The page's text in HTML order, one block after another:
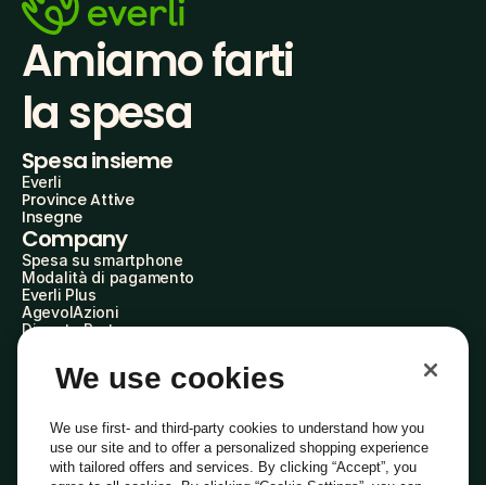
Amiamo farti
la spesa
Spesa insieme
Everli
Province Attive
Insegne
Company
Spesa su smartphone
Modalità di pagamento
Everli Plus
AgevolAzioni
Diventa Partner
Everli Shoppers
About Us
Everli News
Domande frequenti
Lavora con noi
Diventa Shopper
We use cookies
We use first- and third-party cookies to understand how you
use our site and to offer a personalized shopping experience
with tailored offers and services. By clicking “Accept”, you